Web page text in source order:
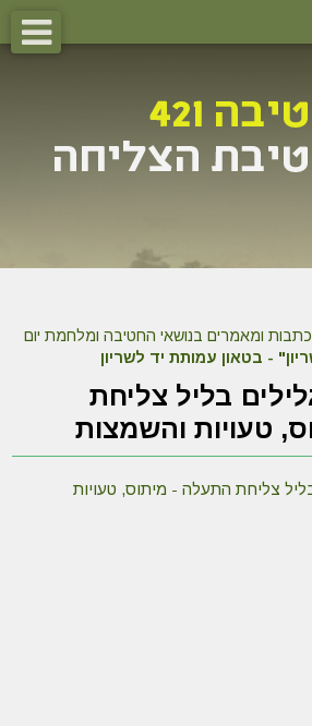
כתבות ומאמרים בנושאי החטיבה ומלחמת יום
- בטאון עמותת יד לשריון
בליל צליחת
טעויות והשמצות
צליחת התעלה - מיתוס, טעויות